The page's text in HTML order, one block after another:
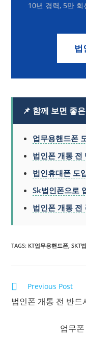
10년 경력, 5만
법
📌 함께 보면 좋
업무용핸드폰
법인폰 개통 전
법인휴대폰 도
Sk법인폰으로
법인폰 개통 전
TAGS: KT업무용핸드폰, SKT
Previous Post
법인폰 개통 전 반드
업무